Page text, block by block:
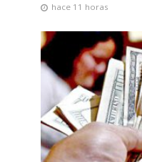
hace 11 horas